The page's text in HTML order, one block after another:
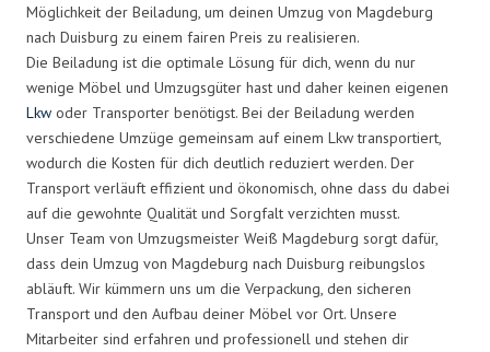
Möglichkeit der Beiladung, um deinen Umzug von Magdeburg
nach Duisburg zu einem fairen Preis zu realisieren.
Die Beiladung ist die optimale Lösung für dich, wenn du nur
wenige Möbel und Umzugsgüter hast und daher keinen eigenen
Lkw oder Transporter benötigst. Bei der Beiladung werden
verschiedene Umzüge gemeinsam auf einem Lkw transportiert,
wodurch die Kosten für dich deutlich reduziert werden. Der
Transport verläuft effizient und ökonomisch, ohne dass du dabei
auf die gewohnte Qualität und Sorgfalt verzichten musst.
Unser Team von Umzugsmeister Weiß Magdeburg sorgt dafür,
dass dein Umzug von Magdeburg nach Duisburg reibungslos
abläuft. Wir kümmern uns um die Verpackung, den sicheren
Transport und den Aufbau deiner Möbel vor Ort. Unsere
Mitarbeiter sind erfahren und professionell und stehen dir